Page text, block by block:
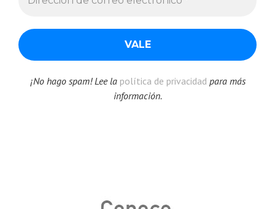
¡No hago spam! Lee la política de privacidad para más
información.